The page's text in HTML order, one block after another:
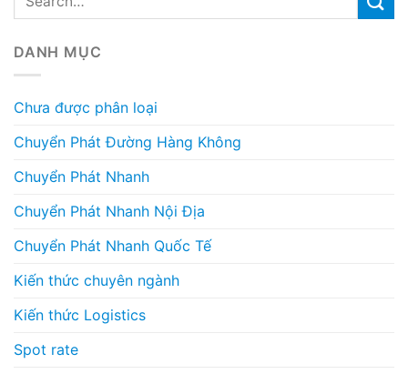
DANH MỤC
Chưa được phân loại
Chuyển Phát Đường Hàng Không
Chuyển Phát Nhanh
Chuyển Phát Nhanh Nội Địa
Chuyển Phát Nhanh Quốc Tế
Kiến thức chuyên ngành
Kiến thức Logistics
Spot rate